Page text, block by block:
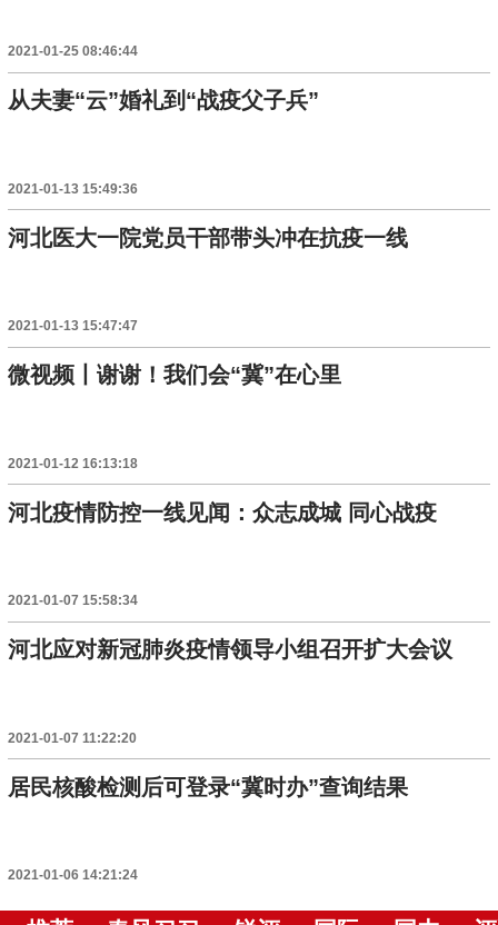
2021-01-25 08:46:44
从夫妻“云”婚礼到“战疫父子兵”
2021-01-13 15:49:36
河北医大一院党员干部带头冲在抗疫一线
2021-01-13 15:47:47
微视频丨谢谢！我们会“冀”在心里
2021-01-12 16:13:18
河北疫情防控一线见闻：众志成城 同心战疫
2021-01-07 15:58:34
河北应对新冠肺炎疫情领导小组召开扩大会议
2021-01-07 11:22:20
居民核酸检测后可登录“冀时办”查询结果
2021-01-06 14:21:24